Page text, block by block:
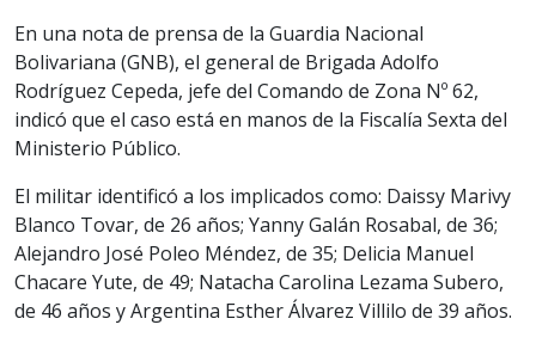
En una nota de prensa de la Guardia Nacional
Bolivariana (GNB), el general de Brigada Adolfo
Rodríguez Cepeda, jefe del Comando de Zona Nº 62,
indicó que el caso está en manos de la Fiscalía Sexta del
Ministerio Público.
El militar identificó a los implicados como: Daissy Marivy
Blanco Tovar, de 26 años; Yanny Galán Rosabal, de 36;
Alejandro José Poleo Méndez, de 35; Delicia Manuel
Chacare Yute, de 49; Natacha Carolina Lezama Subero,
de 46 años y Argentina Esther Álvarez Villilo de 39 años.